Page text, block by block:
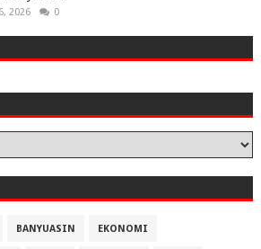
2026 0
BANYUASIN EKONOMI